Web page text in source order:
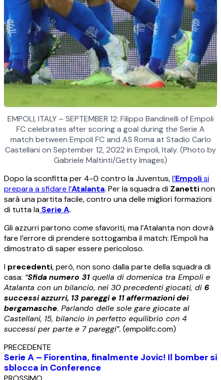
EMPOLI, ITALY – SEPTEMBER 12: Filippo Bandinelli of Empoli
FC celebrates after scoring a goal during the Serie A
match between Empoli FC and AS Roma at Stadio Carlo
Castellani on September 12, 2022 in Empoli, Italy. (Photo by
Gabriele Maltinti/Getty Images)
Dopo la sconfitta per 4-0 contro la Juventus,l’Empolisi
prepara a sfidare l’Atalanta. Per la squadra di Zanettinon
sarà una partita facile, contro una delle migliori formazioni
di tutta la Serie A.
Gli azzurri partono come sfavoriti, ma l’Atalanta non dovrà
fare l’errore di prendere sottogamba il match: l’Empoli ha
dimostrato di saper essere pericoloso.
I precedenti, però, non sono dalla parte della squadra di
casa: “Sfida numero 31 quella di domenica tra Empoli e
Atalanta con un bilancio, nei 30 precedenti giocati, di 6
successi azzurri, 13 pareggi e 11 affermazioni dei
bergamasche. Parlando delle sole gare giocate al
Castellani, 15, bilancio in perfetto equilibrio con 4
successi per parte e 7 pareggi”. (empolifc.com)
PRECEDENTE
Serie A – Fiorentina, finalmente Jovic! Il bomber si
sblocca in Conference